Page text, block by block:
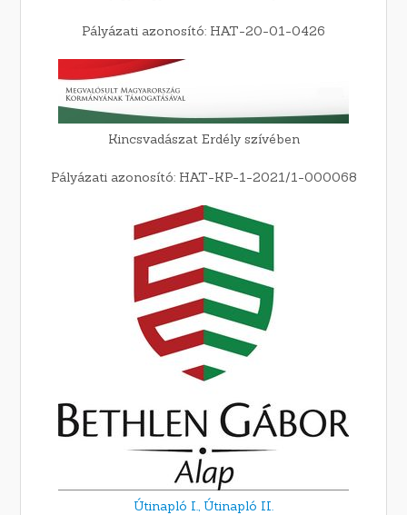
Pályázati azonosító: HAT-20-01-0426
Kincsvadászat Erdély szívében
Pályázati azonosító: HAT-KP-1-2021/1-000068
Útinapló I., Útinapló II.